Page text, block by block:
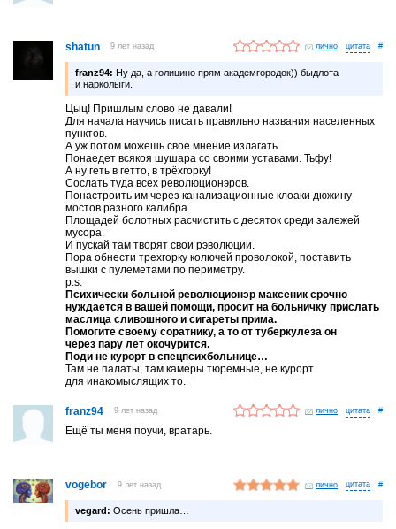
shatun 9 лет назад лично #
franz94: Ну да, а голицино прям академгородок)) быдлота
и нарколыги.
Цыц! Пришлым слово не давали!
Для начала научись писать правильно названия населенных
пунктов.
А уж потом можешь свое мнение излагать.
Понаедет всякоя шушара со своими уставами. Тьфу!
А ну геть в гетто, в трёхгорку!
Сослать туда всех революционэров.
Понастроить им через канализационные клоаки дюжину
мостов разного калибра.
Площадей болотных расчистить с десяток среди залежей
мусора.
И пускай там творят свои рэволюции.
Пора обнести трехгорку колючей проволокой, поставить
вышки с пулеметами по периметру.
p.s.
Психически больной революционэр максеник срочно
нуждается в вашей помощи, просит на больничку прислать
маслица сливошного и сигареты прима.
Помогите своему соратнику, а то от туберкулеза он
через пару лет окочурится.
Поди не курорт в спецпсихбольнице…
Там не палаты, там камеры тюремные, не курорт
для инакомыслящих то.
franz94 9 лет назад лично #
Ещё ты меня поучи, вратарь.
vogebor 9 лет назад лично #
vegard: Осень пришла…